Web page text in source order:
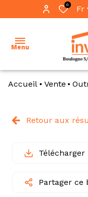
0 Fr
Menu
ventes
vente
pro
immo
Accueil Vente
Retour aux
Télécharger
Partager ce